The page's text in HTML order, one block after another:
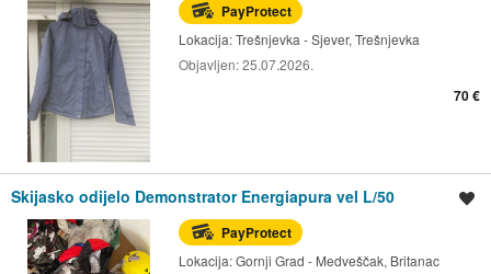
PayProtect
Lokacija:Trešnjevka - Sjever, Trešnjevka
Objavljen:25.07.2026.
70 €
Skijasko odijelo Demonstrator Energiapura vel L/50
PayProtect
Lokacija:Gornji Grad - Medveščak, Britanac